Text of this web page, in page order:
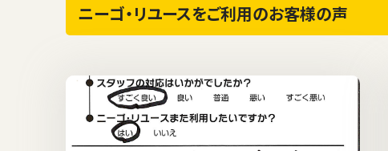
ニーゴ・リユースをご利用のお客様の声